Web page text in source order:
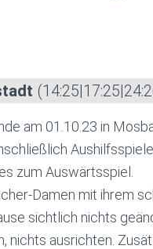
am 01.10.23 in
zum Auswärtsspiel.
Damen mit ihrem
sichtlich nichts
nichts ausrichten.